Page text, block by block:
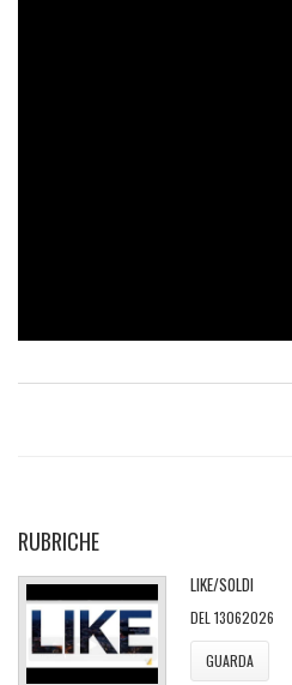
RUBRICHE
LIKE/SOLDI
DEL 13062026
GUARDA